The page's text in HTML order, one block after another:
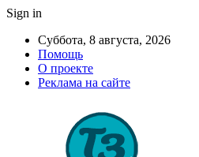
Sign in
Суббота, 8 августа, 2026
Помощь
О проекте
Реклама на сайте